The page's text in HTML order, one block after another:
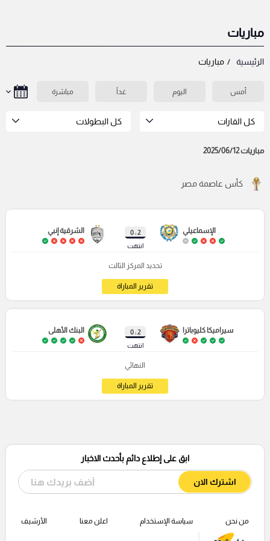
مباريات
الرئيسية مباريات
أمس اليوم غداً مباشرة
كل القارات كل البطولات
مباريات 2025/06/12
كأس عاصمة مصر
الإسماعيلي
2 : 0
انتهت
الشرقية إنبي
تحديد المركز الثالث
تقرير المباراة
سيراميكا كليوباترا
2 : 0
انتهت
البنك الأهلى
النهائي
تقرير المباراة
ابق على إطلاع دائم بأحدث الاخبار
اشترك الان
من نحن سياسة الإستخدام اعلن معنا الأرشيف